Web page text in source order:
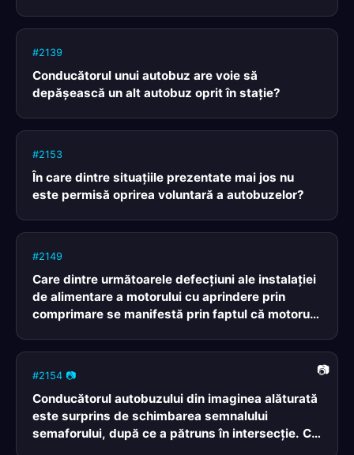
#2139
Conducătorul unui autobuz are voie să
depăşească un alt autobuz oprit în staţie?
#2153
În care dintre situaţiile prezentate mai jos nu
este permisă oprirea voluntară a autobuzelor?
#2149
Care dintre următoarele defecţiuni ale instalaţiei
de alimentare a motorului cu aprindere prin
comprimare se manifestă prin faptul că motorul
#2154 📷
Conducătorul autobuzului din imaginea alăturată
este surprins de schimbarea semnalului
semaforului, după ce a pătruns în intersecţie. Ce